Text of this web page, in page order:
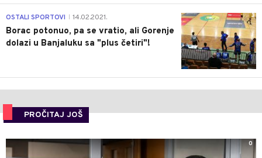
3
OSTALI SPORTOVI 14.02.2021.
Borac potonuo, pa se vratio, ali Gorenje
dolazi u Banjaluku sa "plus četiri"!
PROČITAJ JOŠ
0